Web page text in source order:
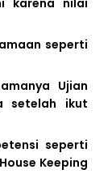
karena nilai
seperti
Ujian
setelah ikut
seperti
Keeping